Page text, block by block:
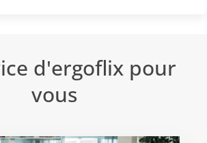
d'ergoflix pour
vous